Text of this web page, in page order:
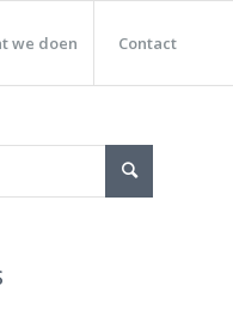
we doen Contact